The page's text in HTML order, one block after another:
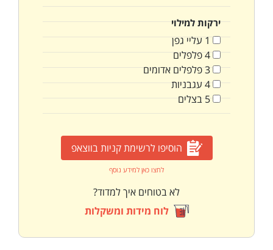
ירקות למילוי
1 עליי גפן
4פלפלים
3פלפלים אדומים
4 עגבניות
5 בצלים
הוסיפו לרשימת קניות בווצאפ
לחצו כאן למידע נוסף
לא בטוחים איך למדוד?
לוח מידות ומשקלות